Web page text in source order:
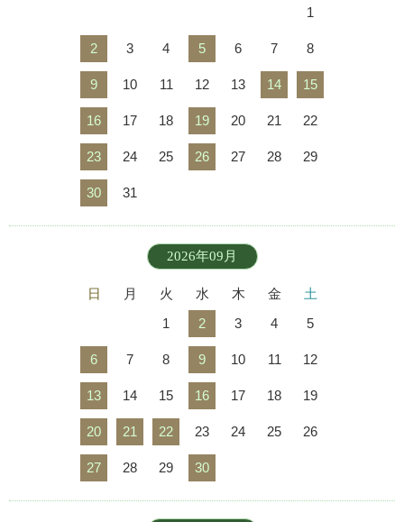
1
2 3 4 5 6 7 8
9 10 11 12 13 14 15
16 17 18 19 20 21 22
23 24 25 26 27 28 29
30 31
2026年09月
日 月 火 水 木 金
土
1
2 3 4 5
6 7 8 9 10 11 12
13 14 15 16 17 18 19
20 21 22 23 24 25 26
27 28 29 30